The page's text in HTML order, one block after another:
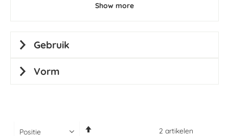
2 artikelen
Show more
Gebruik
Vorm